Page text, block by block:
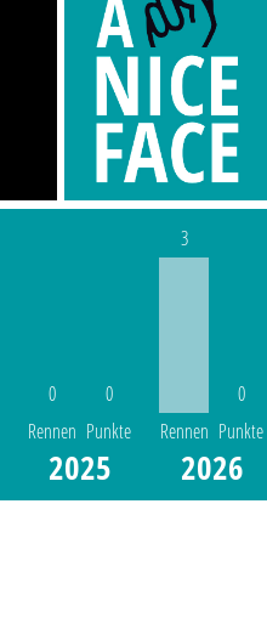
0
Rennen
0
Punkte
2025
3
Rennen
0
Punkte
2026